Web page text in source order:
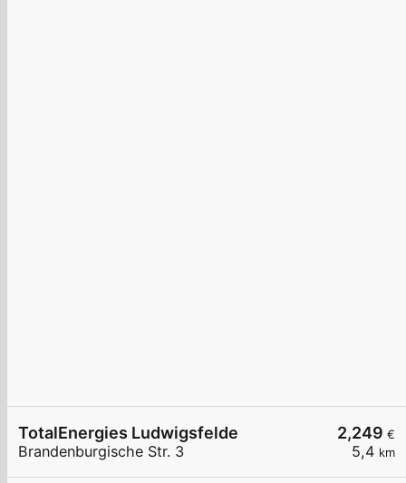
2,249 €
5,4 km
TotalEnergies Ludwigsfelde
Brandenburgische Str. 3